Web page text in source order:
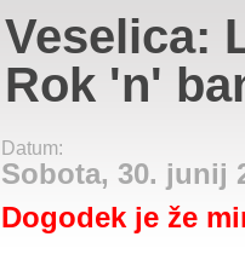
Veselica:
Rok 'n'
Datum:
Sobota, 30. junij
Dogodek je že